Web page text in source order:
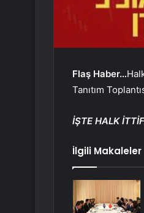
Flaş Haber…
Tanıtım
İŞTE HALK
İlgili Makaleler